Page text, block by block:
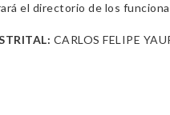
el directorio de los
CARLOS FELIPE